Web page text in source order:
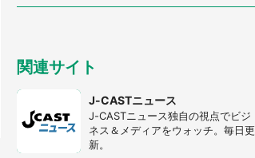
ぬお婆さんに握らされたもの（山口
生の野菜〟に6.5万人戦慄
「閉所恐怖症の私は新幹線で大パニ
ック。隣席の青年に『手を繋いで』
とお願いしたら...」 体験談に8万
人感動
「富豪すぎ」1歳息子の〝店頭駄々
関連サイト
J-CASTニュース
J-CASTニュース独自の視点でビジ
ネス＆メディアをウォッチ。毎日更
新。